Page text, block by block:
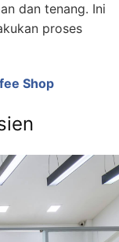
dan tenang. Ini
proses
Shop